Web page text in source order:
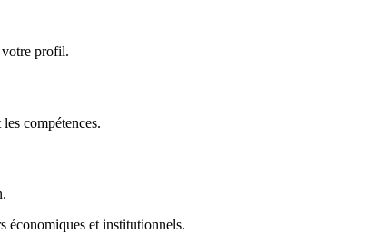
votre profil.
compétences.
économiques et institutionnels.